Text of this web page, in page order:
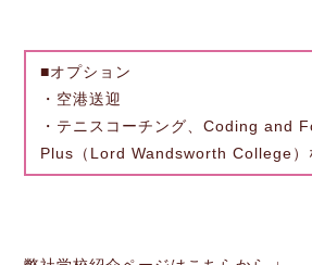
■オプション
・空港送迎
・テニスコーチング、Coding and
Plus（Lord Wandsworth College）